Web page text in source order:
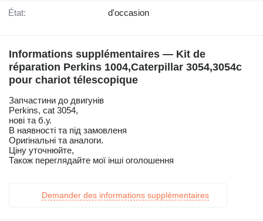
État: d'occasion
Informations supplémentaires — Kit de
réparation Perkins 1004,Caterpillar 3054,3054c
pour chariot télescopique
Запчастини до двигунів
Perkins, cat 3054,
нові та б.у.
В наявності та під замовленя
Оригінальні та аналоги.
Ціну уточнюйте,
Також переглядайте мої інші оголошення
Demander des informations supplémentaires